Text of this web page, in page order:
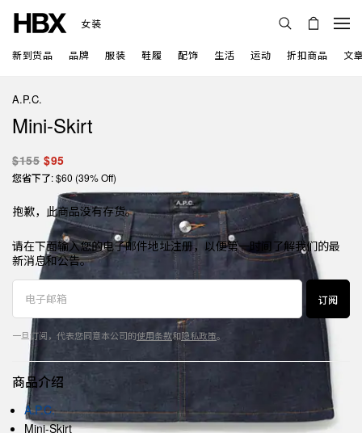
女装
新到货品 品牌 服装 鞋履 配饰 生活 运动 折扣商品 文
A.P.C.
Mini-Skirt
$155 $95
您省下了: $60 (39% Off)
抱歉，此商品没有存货。
请在下面输入您的电子邮件地址注册，以便第一时间了解我们的最
新消息和公告。
订阅
一旦订阅，代表您同意本公司的使用条款和隐私政策。
商品介绍
A.P.C.
Mini-Skirt